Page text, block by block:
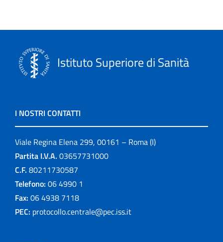
Istituto Superiore di Sanità
I NOSTRI CONTATTI
Viale Regina Elena 299, 00161 – Roma (I)
Partita I.V.A. 03657731000
C.F. 80211730587
Telefono: 06 4990 1
Fax: 06 4938 7118
PEC: protocollo.centrale@pec.iss.it